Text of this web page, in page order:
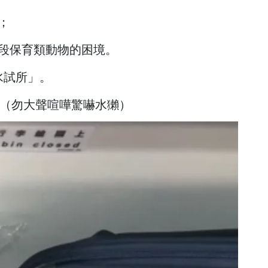
育類動物的困境。
所」。
勿大聲喧嘩驚嚇水獺）